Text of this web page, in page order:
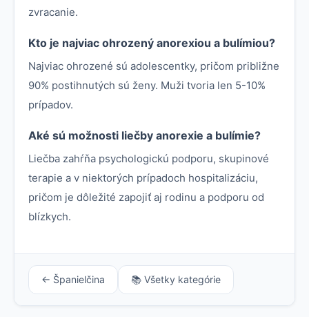
zvracanie.
Kto je najviac ohrozený anorexiou a bulímiou?
Najviac ohrozené sú adolescentky, pričom približne
90% postihnutých sú ženy. Muži tvoria len 5-10%
prípadov.
Aké sú možnosti liečby anorexie a bulímie?
Liečba zahŕňa psychologickú podporu, skupinové
terapie a v niektorých prípadoch hospitalizáciu,
pričom je dôležité zapojiť aj rodinu a podporu od
blízkych.
← Španielčina 📚 Všetky kategórie